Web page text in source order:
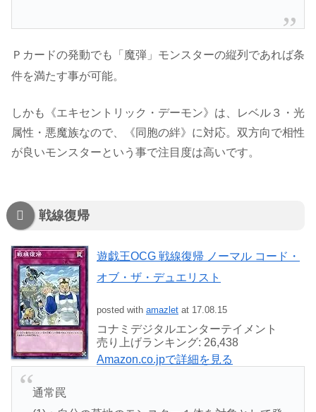
Ｐカードの発動でも「魔弾」モンスターの縦列であれば条
件を満たす事が可能。
しかも《エキセントリック・デーモン》は、レベル３・光
属性・悪魔族なので、《同胞の絆》に対応。双方向で相性
が良いモンスターという事で注目度は高いです。
戦線復帰
遊戯王OCG 戦線復帰 ノーマル コード・
オブ・ザ・デュエリスト
posted with amazlet at 17.08.15
コナミデジタルエンターテイメント
売り上げランキング: 26,438
Amazon.co.jpで詳細を見る
通常罠